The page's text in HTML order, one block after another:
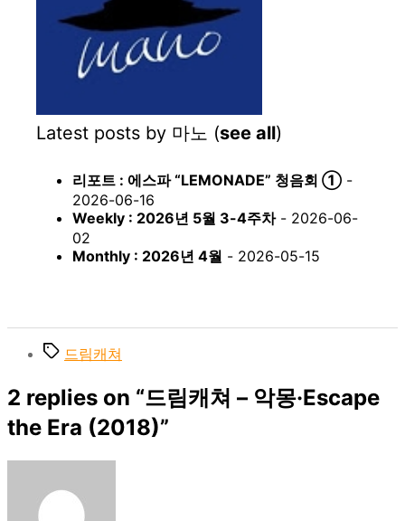
Latest posts by 마노 (see all)
리포트 : 에스파 “LEMONADE” 청음회 ① -
2026-06-16
Weekly : 2026년 5월 3-4주차- 2026-06-
02
Monthly : 2026년 4월 - 2026-05-15
Tags드림캐쳐
2 replies on “드림캐쳐 – 악몽·Escape
the Era (2018)”